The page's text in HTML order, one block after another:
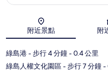
附近景點 附
綠島港- 步行 4 分鐘- 0.4 公里
綠島人權文化園區- 步行 7 分鐘-